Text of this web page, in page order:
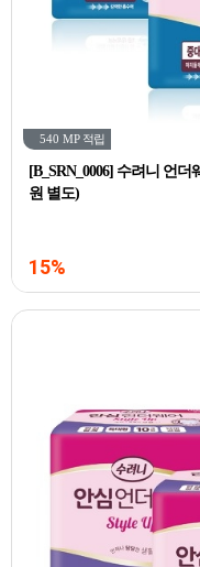
540 MP 적립
[B_SRN_0006] 수려니 언더
원 별도)
15%